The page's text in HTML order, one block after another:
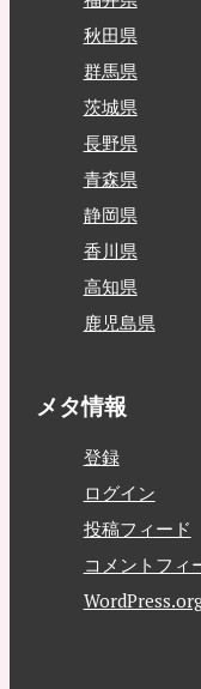
秋田県
群馬県
茨城県
長野県
青森県
静岡県
香川県
高知県
鹿児島県
メタ情報
登録
ログイン
投稿フィード
コメントフィ